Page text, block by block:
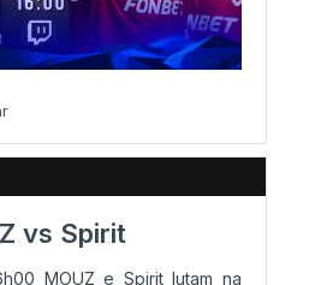
Liquid
contra FaZe
vs Spirit
MOUZ e Spirit lutam na